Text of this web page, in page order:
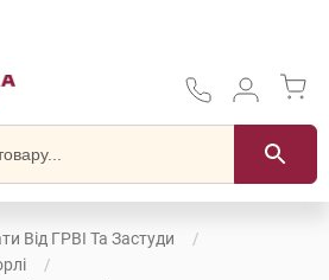
Від ГРВІ Та Застуди